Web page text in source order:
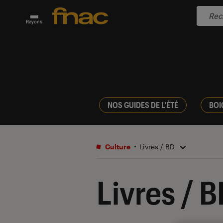
Rayons
NOS GUIDES DE L'ÉTÉ
Culture Livres / BD
Livres /